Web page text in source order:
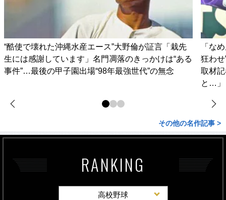
“酷使で壊れた沖縄水産エース”大野倫が証言「栽先
生には感謝しています」名門凋落のきっかけは“ある
事件”…最後の甲子園出場“98年最強世代”の無念
「な
狂わ
取材
と…」
その他の名作記事 >
RANKING
高校野球